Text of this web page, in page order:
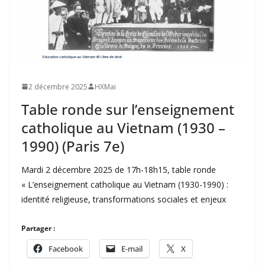
2 décembre 2025 HXMai
Table ronde sur l’enseignement
catholique au Vietnam (1930 –
1990) (Paris 7e)
Mardi 2 décembre 2025 de 17h-18h15, table ronde
« L’enseignement catholique au Vietnam (1930-1990) :
identité religieuse, transformations sociales et enjeux
Partager :
Facebook E-mail X